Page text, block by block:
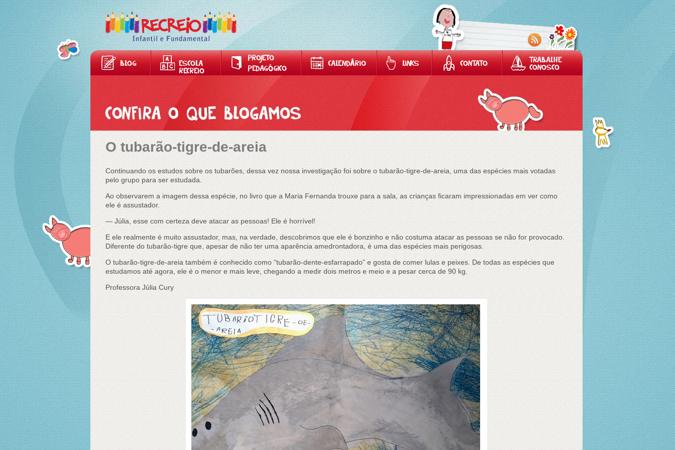
BLOG ESCOLA
RECREIO
PROJETO
PEDAGÓGICO CALENDÁRIO LINKS CONTATO TRABALHE
CONOSCO
O tubarão-tigre-de-areia
Continuando os estudos sobre os tubarões, dessa vez nossa investigação foi sobre o tubarão-tigre-de-areia, uma das espécies mais votadas
pelo grupo para ser estudada.
Ao observarem a imagem dessa espécie, no livro que a Maria Fernanda trouxe para a sala, as crianças ficaram impressionadas em ver como
ele é assustador.
— Júlia, esse com certeza deve atacar as pessoas! Ele é horrível!
E ele realmente é muito assustador, mas, na verdade, descobrimos que ele é bonzinho e não costuma atacar as pessoas se não for provocado.
Diferente do tubarão-tigre que, apesar de não ter uma aparência amedrontadora, é uma das espécies mais perigosas.
O tubarão-tigre-de-areia também é conhecido como “tubarão-dente-esfarrapado” e gosta de comer lulas e peixes. De todas as espécies que
estudamos até agora, ele é o menor e mais leve, chegando a medir dois metros e meio e a pesar cerca de 90 kg.
Professora Júlia Cury